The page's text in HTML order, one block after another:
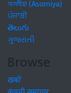
অসমীয়া (Asomiya)
ਪੰਜਾਬੀ
తెలుగు
ગુજરાતી
Browse
खबरें